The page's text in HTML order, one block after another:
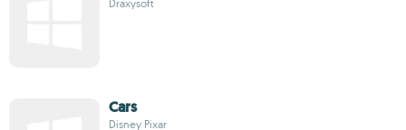
Draxysoft
Cars
Disney Pixar